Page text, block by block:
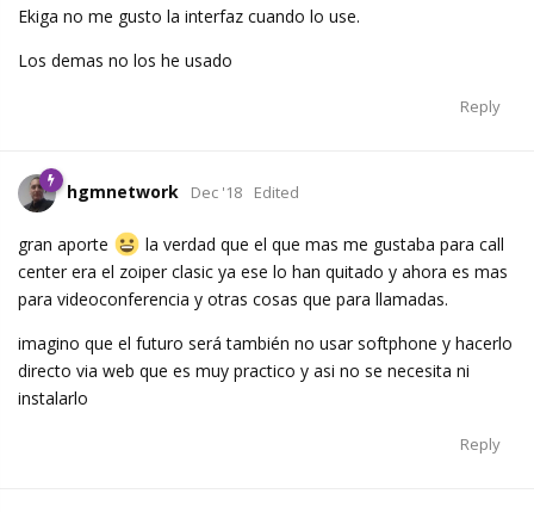
Ekiga no me gusto la interfaz cuando lo use.
Los demas no los he usado
Reply
hgmnetwork Dec '18 Edited
gran aporte
la verdad que el que mas me gustaba para call
center era el zoiper clasic ya ese lo han quitado y ahora es mas
para videoconferencia y otras cosas que para llamadas.
imagino que el futuro será también no usar softphone y hacerlo
directo via web que es muy practico y asi no se necesita ni
instalarlo
Reply